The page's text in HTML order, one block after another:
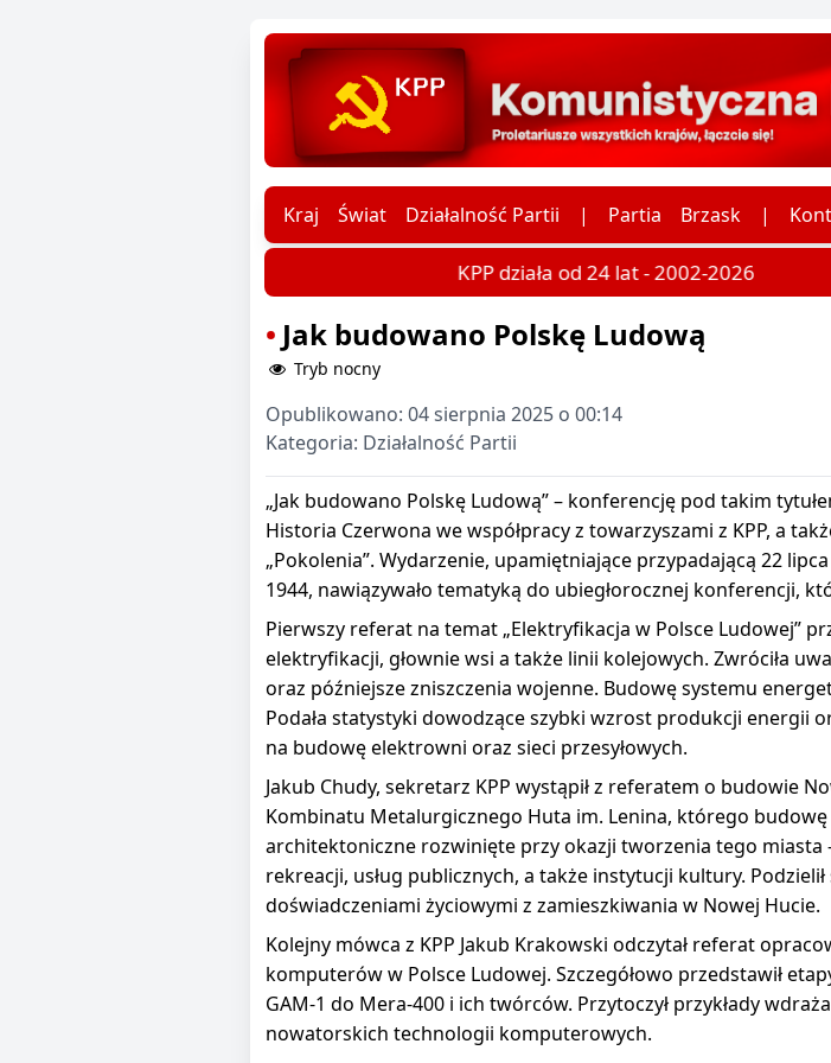
Kraj Świat Działalność Partii | Partia Brzask |
KPP działa od 24 lat - 2002-2026
Jak budowano Polskę Ludową
Tryb nocny
Opublikowano: 04 sierpnia 2025 o 00:14
Kategoria: Działalność Partii
„Jak budowano Polskę Ludową” – konferencję pod takim
Historia Czerwona we współpracy z towarzyszami z KPP, a
„Pokolenia”. Wydarzenie, upamiętniające przypadającą 22
1944, nawiązywało tematyką do ubiegłorocznej konferencji,
Pierwszy referat na temat „Elektryfikacja w Polsce Ludowej”
elektryfikacji, głownie wsi a także linii kolejowych. Zwróciła
oraz późniejsze zniszczenia wojenne. Budowę systemu
Podała statystyki dowodzące szybki wzrost produkcji energii
na budowę elektrowni oraz sieci przesyłowych.
Jakub Chudy, sekretarz KPP wystąpił z referatem o budowie
Kombinatu Metalurgicznego Huta im. Lenina, którego
architektoniczne rozwinięte przy okazji tworzenia tego
rekreacji, usług publicznych, a także instytucji kultury.
doświadczeniami życiowymi z zamieszkiwania w Nowej Hucie.
Kolejny mówca z KPP Jakub Krakowski odczytał referat
komputerów w Polsce Ludowej. Szczegółowo przedstawił
GAM-1 do Mera-400 i ich twórców. Przytoczył przykłady
nowatorskich technologii komputerowych.